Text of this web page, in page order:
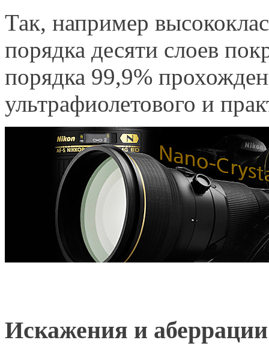
Так, например
порядка десяти слоев
порядка 99,9%
ультрафиолетового и
Искажения и аберрации